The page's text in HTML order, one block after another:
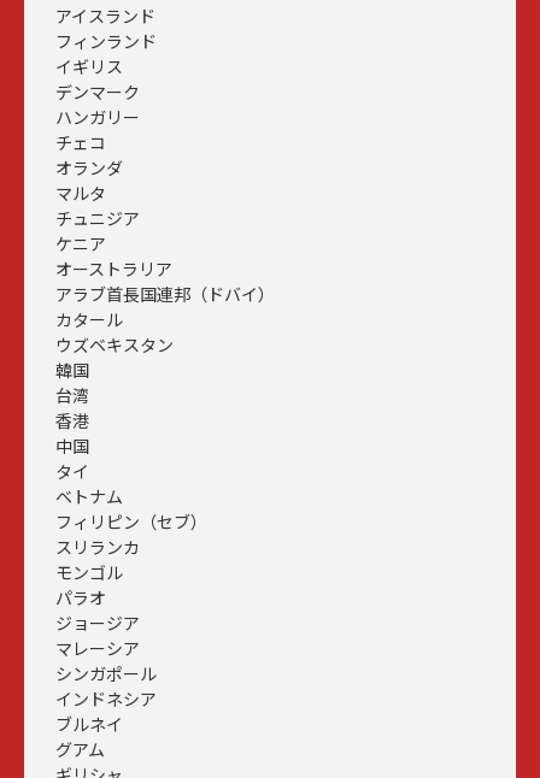
アイスランド
フィンランド
イギリス
デンマーク
ハンガリー
チェコ
オランダ
マルタ
チュニジア
ケニア
オーストラリア
アラブ首長国連邦（ドバイ）
カタール
ウズベキスタン
韓国
台湾
香港
中国
タイ
ベトナム
フィリピン（セブ）
スリランカ
モンゴル
パラオ
ジョージア
マレーシア
シンガポール
インドネシア
ブルネイ
グアム